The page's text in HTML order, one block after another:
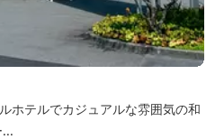
ホテルでカジュアルな雰囲気の和
。 ガー...